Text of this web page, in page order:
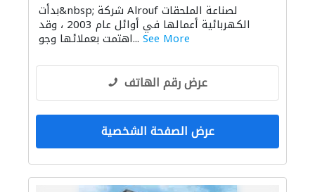
بدأت&nbsp; شركة Alrouf لصناعة الملحقات
الكهربائية أعمالها في أوائل عام 2003 ، وقد
اهتمت بعملائها وجو... See More
عرض رقم الهاتف
عرض الصفحة الشخصية